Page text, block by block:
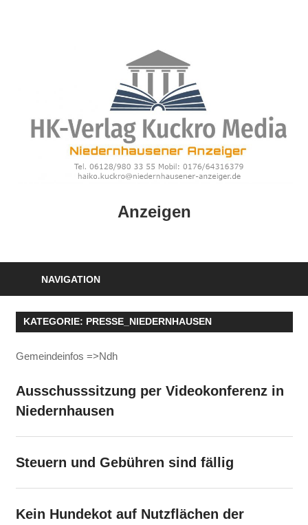
Anzeigen
NAVIGATION
KATEGORIE: PRESSE_NIEDERNHAUSEN
Gemeindeinfos =>Ndh
Ausschusssitzung per Videokonferenz in
Niedernhausen
Steuern und Gebühren sind fällig
Kein Hundekot auf Nutzflächen der